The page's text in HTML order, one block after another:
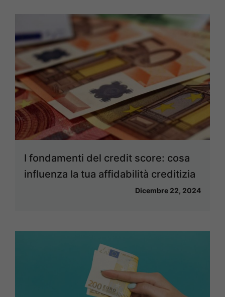
I fondamenti del credit score: cosa
influenza la tua affidabilità creditizia
Dicembre 22, 2024